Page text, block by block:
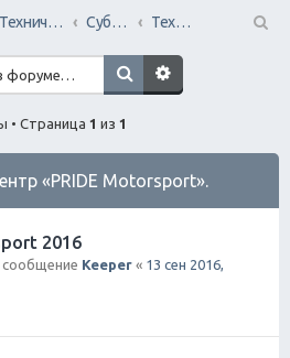
Технический раздел Субару Cервисы Санкт-Петербурга
Технический центр «PRIDE Motorsport».
• Страница 1 из 1
«PRIDE Motorsport».
2016
Keeper « 13 сен 2016,